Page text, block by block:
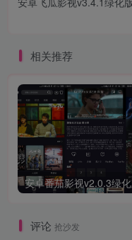
相关推荐
安卓番茄影视v2.0.3绿
评论 抢沙发